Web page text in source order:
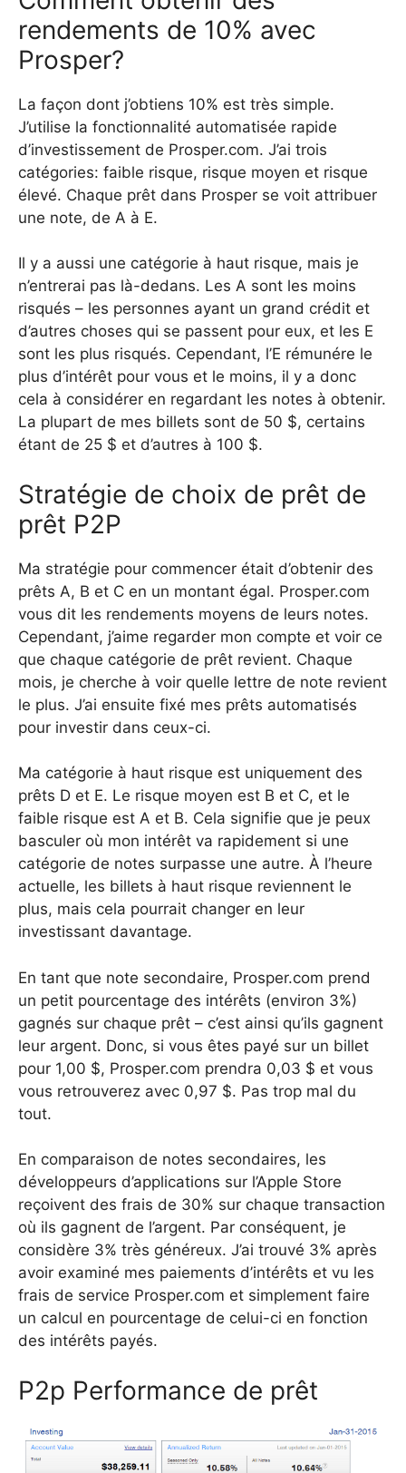
rendements de 10% avec
Prosper?
La façon dont j’obtiens 10% est très simple.
J’utilise la fonctionnalité automatisée rapide
d’investissement de Prosper.com. J’ai trois
catégories: faible risque, risque moyen et risque
élevé. Chaque prêt dans Prosper se voit attribuer
une note, de A à E.
Il y a aussi une catégorie à haut risque, mais je
n’entrerai pas là-dedans. Les A sont les moins
risqués – les personnes ayant un grand crédit et
d’autres choses qui se passent pour eux, et les E
sont les plus risqués. Cependant, l’E rémunére le
plus d’intérêt pour vous et le moins, il y a donc
cela à considérer en regardant les notes à obtenir.
La plupart de mes billets sont de 50 $, certains
étant de 25 $ et d’autres à 100 $.
Stratégie de choix de prêt de
prêt P2P
Ma stratégie pour commencer était d’obtenir des
prêts A, B et C en un montant égal. Prosper.com
vous dit les rendements moyens de leurs notes.
Cependant, j’aime regarder mon compte et voir ce
que chaque catégorie de prêt revient. Chaque
mois, je cherche à voir quelle lettre de note revient
le plus. J’ai ensuite fixé mes prêts automatisés
pour investir dans ceux-ci.
Ma catégorie à haut risque est uniquement des
prêts D et E. Le risque moyen est B et C, et le
faible risque est A et B. Cela signifie que je peux
basculer où mon intérêt va rapidement si une
catégorie de notes surpasse une autre. À l’heure
actuelle, les billets à haut risque reviennent le
plus, mais cela pourrait changer en leur
investissant davantage.
En tant que note secondaire, Prosper.com prend
un petit pourcentage des intérêts (environ 3%)
gagnés sur chaque prêt – c’est ainsi qu’ils gagnent
leur argent. Donc, si vous êtes payé sur un billet
pour 1,00 $, Prosper.com prendra 0,03 $ et vous
vous retrouverez avec 0,97 $. Pas trop mal du
tout.
En comparaison de notes secondaires, les
développeurs d’applications sur l’Apple Store
reçoivent des frais de 30% sur chaque transaction
où ils gagnent de l’argent. Par conséquent, je
considère 3% très généreux. J’ai trouvé 3% après
avoir examiné mes paiements d’intérêts et vu les
frais de service Prosper.com et simplement faire
un calcul en pourcentage de celui-ci en fonction
des intérêts payés.
P2p Performance de prêt